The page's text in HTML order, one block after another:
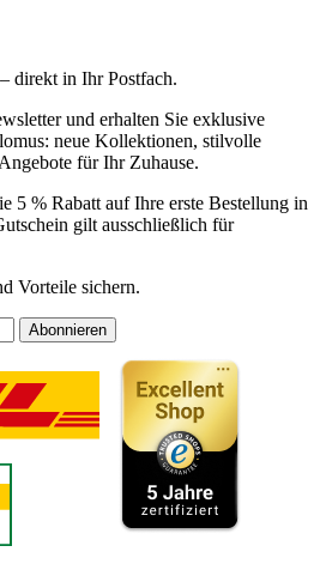
direkt in Ihr Postfach.
und erhalten Sie exklusive
neue Kollektionen, stilvolle
für Ihr Zuhause.
5 % Rabatt auf Ihre erste Bestellung in
gilt ausschließlich für
Vorteile sichern.
Abonnieren